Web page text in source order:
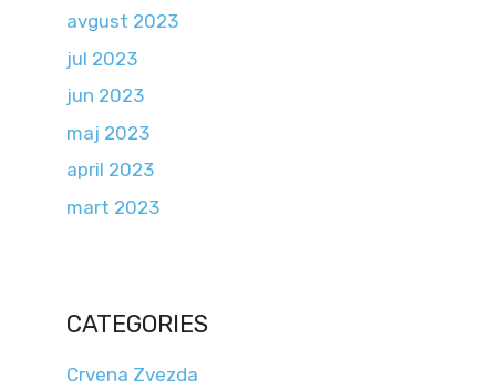
avgust 2023
jul 2023
jun 2023
maj 2023
april 2023
mart 2023
CATEGORIES
Crvena Zvezda